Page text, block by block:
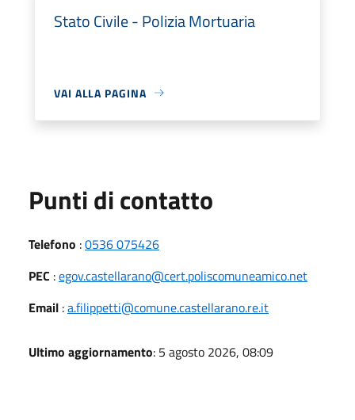
Stato Civile - Polizia Mortuaria
VAI ALLA PAGINA
Punti di contatto
Telefono :0536 075426
PEC :egov.castellarano@cert.poliscomuneamico.net
Email :a.filippetti@comune.castellarano.re.it
Ultimo aggiornamento: 5 agosto 2026, 08:09